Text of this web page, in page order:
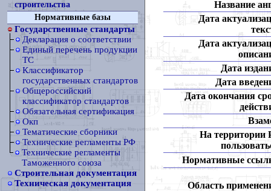
строительства
Нормативные базы
Государственные стандарты
Декларация о соответствии
Единый перечень продукции
ТС
Классификатор
государственных стандартов
Общероссийский
классификатор стандартов
Обязательная сертификация
Окп
Тематические сборники
Технические регламенты РФ
Технические регламенты
Таможенного союза
Строительная документация
Техническая документация
Название
Дата
Дата
Дата
Дата
Дата окончания
На территории
Нормативные
Область